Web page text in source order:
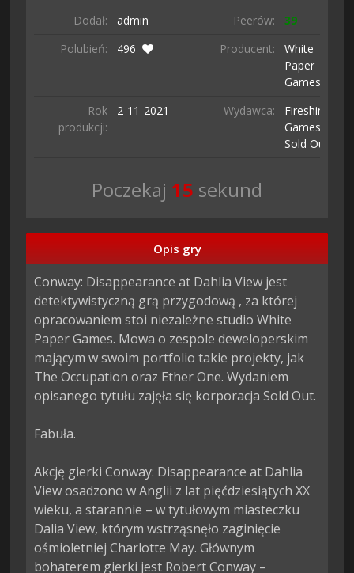
Dodał:
admin Peerów:
39
Polubień:
496 Producent:
White
Paper
Games
Rok
produkcji:
2-11-2021 Wydawca:
Fireshine
Games /
Sold Out
Poczekaj 14 sekund
Opis gry
Conway: Disappearance at Dahlia View jest
detektywistyczną grą przygodową , za której
opracowaniem stoi niezależne studio White
Paper Games. Mowa o zespole deweloperskim
mającym w swoim portfolio takie projekty, jak
The Occupation oraz Ether One. Wydaniem
opisanego tytułu zajęła się korporacja Sold Out.
Fabuła.
Akcję gierki Conway: Disappearance at Dahlia
View osadzono w Anglii z lat pięćdziesiątych XX
wieku, a starannie – w tytułowym miasteczku
Dalia View, którym wstrząsnęło zaginięcie
ośmioletniej Charlotte May. Głównym
bohaterem gierki jest Robert Conway –